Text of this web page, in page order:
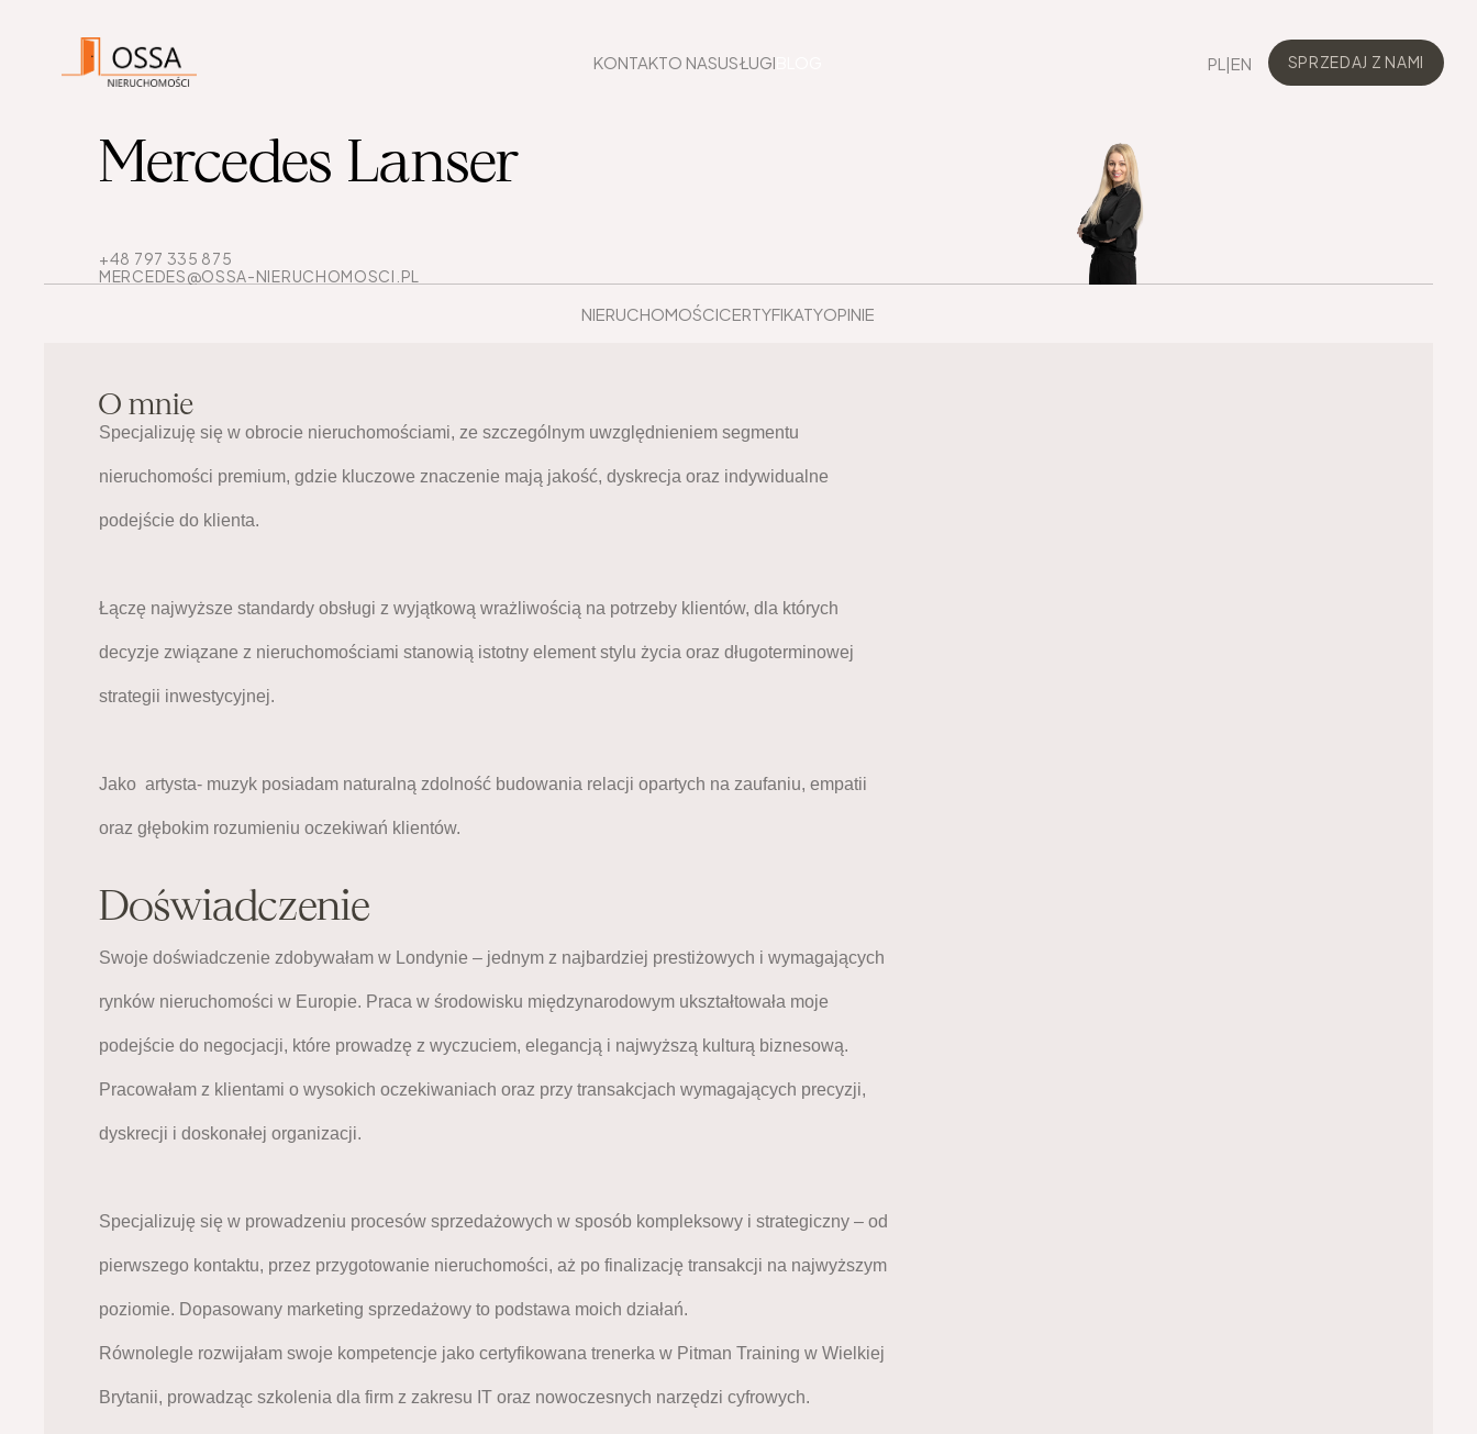
KONTAKTO NASUSŁUGI PL |EN SPRZEDAJ Z NAMI
Mercedes Lanser
+48 797 335 875
MERCEDES@OSSA-NIERUCHOMOSCI.PL
NIERUCHOMOŚCICERTYFIKATYOPINIE
O mnie
Specjalizuję się w obrocie nieruchomościami, ze szczególnym uwzględnieniem segmentu
nieruchomości premium, gdzie kluczowe znaczenie mają jakość, dyskrecja oraz indywidualne
podejście do klienta.
Łączę najwyższe standardy obsługi z wyjątkową wrażliwością na potrzeby klientów, dla których
decyzje związane z nieruchomościami stanowią istotny element stylu życia oraz długoterminowej
strategii inwestycyjnej.
Jako  artysta- muzyk posiadam naturalną zdolność budowania relacji opartych na zaufaniu, empatii
oraz głębokim rozumieniu oczekiwań klientów.
Doświadczenie
Swoje doświadczenie zdobywałam w Londynie – jednym z najbardziej prestiżowych i wymagających
rynków nieruchomości w Europie. Praca w środowisku międzynarodowym ukształtowała moje
podejście do negocjacji, które prowadzę z wyczuciem, elegancją i najwyższą kulturą biznesową.
Pracowałam z klientami o wysokich oczekiwaniach oraz przy transakcjach wymagających precyzji,
dyskrecji i doskonałej organizacji.
Specjalizuję się w prowadzeniu procesów sprzedażowych w sposób kompleksowy i strategiczny – od
pierwszego kontaktu, przez przygotowanie nieruchomości, aż po finalizację transakcji na najwyższym
poziomie. Dopasowany marketing sprzedażowy to podstawa moich działań.
Równolegle rozwijałam swoje kompetencje jako certyfikowana trenerka w Pitman Training w Wielkiej
Brytanii, prowadząc szkolenia dla firm z zakresu IT oraz nowoczesnych narzędzi cyfrowych.